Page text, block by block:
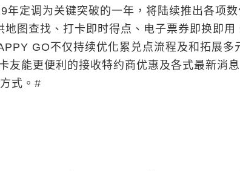
调为关键突破的一年，将陆续推出各项数
图查找、打卡即时得点、电子票券即换即
GO不仅持续优化累兑点流程及和拓展
友能更便利的接收特约商优惠及各式最新消
式。#